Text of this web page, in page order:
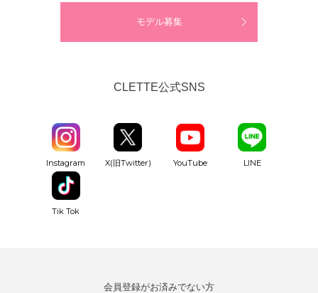
モデル募集
CLETTE公式SNS
Instagram X(旧Twitter) YouTube LINE
Tik Tok
会員登録がお済みでない方